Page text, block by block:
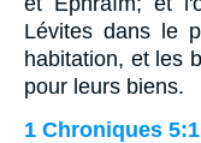
Lévites dans le
habitation, et les
pour leurs biens.
1 Chroniques 5:1